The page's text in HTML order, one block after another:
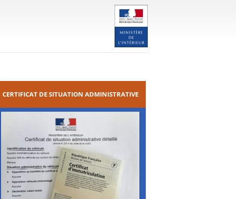
CERTIFICAT DE SITUATION ADMINISTRATIVE